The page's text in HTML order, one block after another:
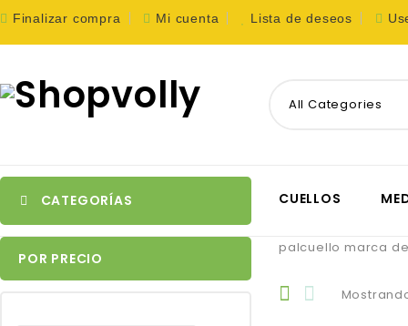
Finalizar compra Mi cuenta Lista de deseos
All Categories
CATEGORÍAS CUELLOS
palcuello marca
POR PRECIO